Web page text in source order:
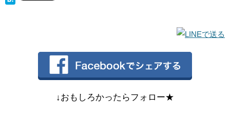
↓おもしろかったらフォロー★